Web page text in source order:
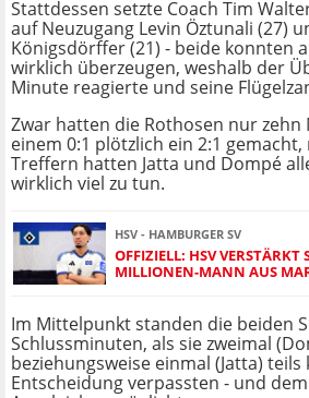
Stattdessen setzte Coach Tim
auf Neuzugang Levin Öztunali (27)
Königsdörffer (21) - beide konnten
wirklich überzeugen, weshalb der
Minute reagierte und seine
Zwar hatten die Rothosen nur
einem 0:1 plötzlich ein 2:1
Treffern hatten Jatta und Dompé
wirklich viel zu tun.
HSV - HAMBURGER SV
OFFIZIELL: HSV VERSTÄRKT
MILLIONEN-MANN AUS
Im Mittelpunkt standen die beiden
Schlussminuten, als sie zweimal
beziehungsweise einmal (Jatta) teils
Entscheidung verpassten - und